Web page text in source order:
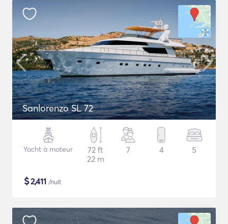
Sanlorenzo SL 72
Yacht à moteur
72 ft
22 m
7 4 5
$2,411 /nuit